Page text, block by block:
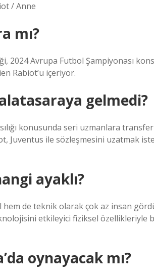
/ Anne
mı?
2024 Avrupa Futbol Şampiyonası
Rabiot’u içeriyor.
gelmedi?
konusunda seri uzmanlara transfer
Juventus ile sözleşmesini uzatmak
ayaklı?
de teknik olarak çok az insan
etkileyici fiziksel
oynayacak mı?